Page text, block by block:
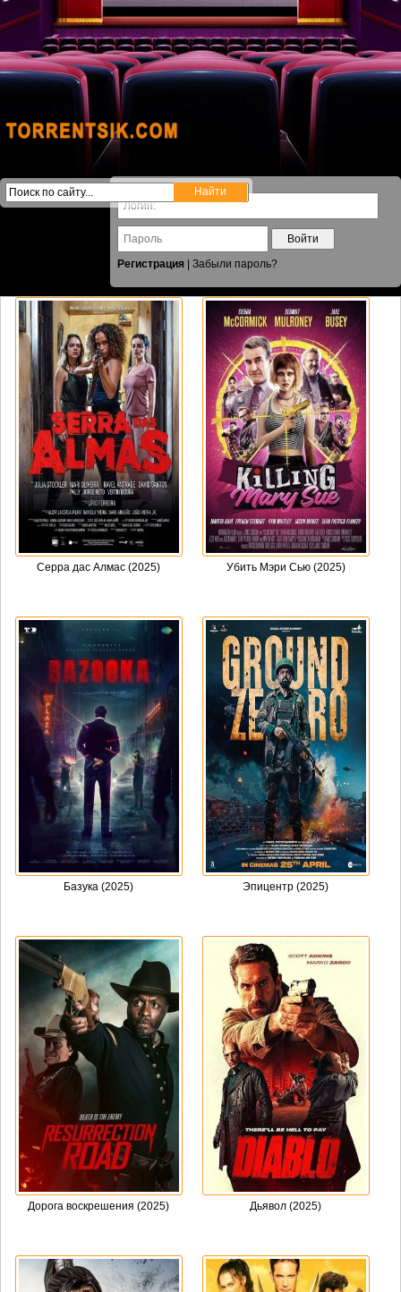
Войти
Регистрация
Забыли пароль?
Серра дас Алмас (2025) Убить Мэри Сью (2025)
Базука (2025) Эпицентр (2025)
Дорога воскрешения (2025) Дьявол (2025)